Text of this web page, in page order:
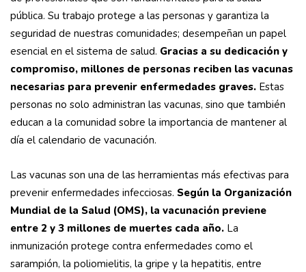
pública. Su trabajo protege a las personas y garantiza la
seguridad de nuestras comunidades; desempeñan un papel
esencial en el sistema de salud. Gracias a su dedicación y
compromiso, millones de personas reciben las vacunas
necesarias para prevenir enfermedades graves. Estas
personas no solo administran las vacunas, sino que también
educan a la comunidad sobre la importancia de mantener al
día el calendario de vacunación.
Las vacunas son una de las herramientas más efectivas para
prevenir enfermedades infecciosas. Según la Organización
Mundial de la Salud (OMS), la vacunación previene
entre 2 y 3 millones de muertes cada año. La
inmunización protege contra enfermedades como el
sarampión, la poliomielitis, la gripe y la hepatitis, entre